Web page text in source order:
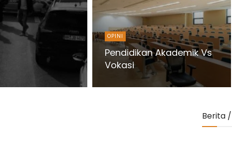
OPINI
Pendidikan Akademik Vs
Vokasi
Berita